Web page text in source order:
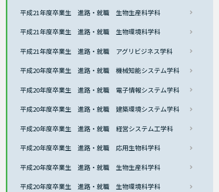
平成21年度卒業生 進路・就職 生物生産科学科
平成21年度卒業生 進路・就職 生物環境科学科
平成21年度卒業生 進路・就職 アグリビジネス学科
平成20年度卒業生 進路・就職 機械知能システム学科
平成20年度卒業生 進路・就職 電子情報システム学科
平成20年度卒業生 進路・就職 建築環境システム学科
平成20年度卒業生 進路・就職 経営システム工学科
平成20年度卒業生 進路・就職 応用生物科学科
平成20年度卒業生 進路・就職 生物生産科学科
平成20年度卒業生 進路・就職 生物環境科学科